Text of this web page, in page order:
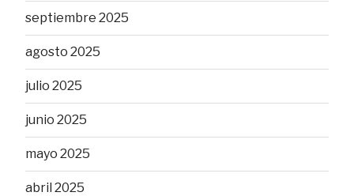
septiembre 2025
agosto 2025
julio 2025
junio 2025
mayo 2025
abril 2025